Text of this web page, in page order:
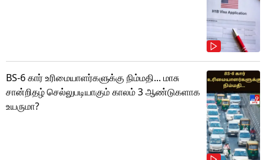
BS-6 கார் உரிமையாளர்களுக்கு நிம்மதி... மாசு
சான்றிதழ் செல்லுபடியாகும் காலம் 3 ஆண்டுகளாக
உயருமா?